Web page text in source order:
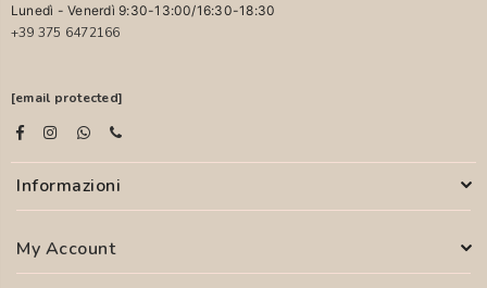
Lunedì - Venerdì 9:30-13:00/16:30-18:30
+39 375 6472166
[email protected]
Informazioni
My Account